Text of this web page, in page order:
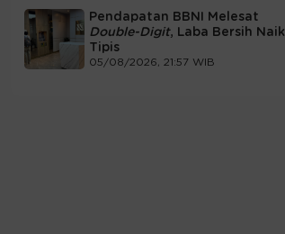
Pendapatan BBNI Melesat
Double-Digit, Laba Bersih Naik
Tipis
05/08/2026, 21:57 WIB